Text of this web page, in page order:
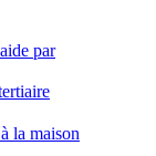
par
la maison